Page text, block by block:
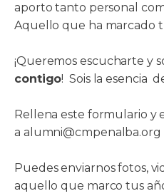
aporto tanto personal
Aquello que ha marcado
¡Queremos escucharte y
contigo! Sois la esencia
Rellena este formulario y
a alumni@cmpenalba.org
Puedes enviarnos fotos,
aquello que marco tus